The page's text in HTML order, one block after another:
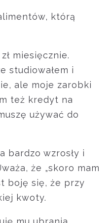
którą
miesięcznie.
studiowałem i
ale moje zarobki
też kredyt na
używać do
bardzo wzrosły i
że „skoro mam
boję się, że przy
kwoty.